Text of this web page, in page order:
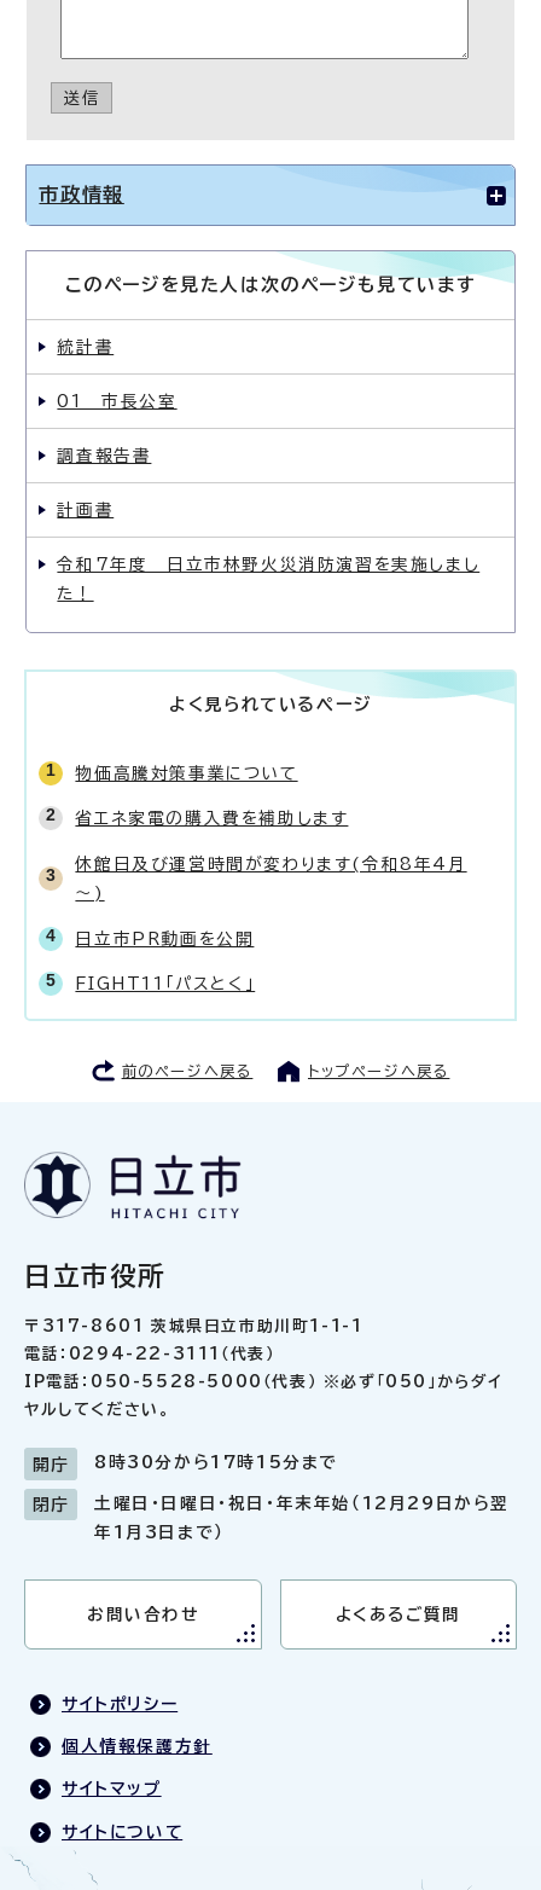
送信
市政情報
このページを見た人は次のページも見ています
統計書
01 市長公室
調査報告書
計画書
令和7年度 日立市林野火災消防演習を実施しまし
た！
よく見られているページ
物価高騰対策事業について
省エネ家電の購入費を補助します
休館日及び運営時間が変わります(令和8年4月
～)
日立市PR動画を公開
FIGHT11「パスとく」
前のページへ戻る トップページへ戻る
日立市役所
〒317-8601 茨城県日立市助川町1-1-1
電話：0294-22-3111（代表）
IP電話：050-5528-5000（代表） ※必ず「050」からダイ
ヤルしてください。
開庁 8時30分から17時15分まで
閉庁
土曜日・日曜日・祝日・年末年始（12月29日から翌
年1月3日まで）
お問い合わせ よくあるご質問
サイトポリシー
個人情報保護方針
サイトマップ
サイトについて